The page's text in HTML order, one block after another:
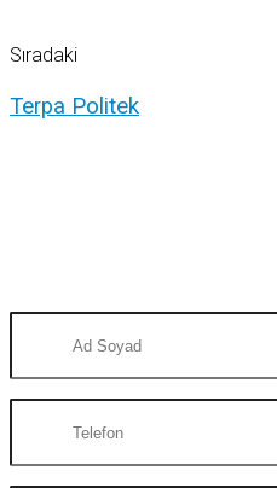
Sıradaki
Terpa Politek